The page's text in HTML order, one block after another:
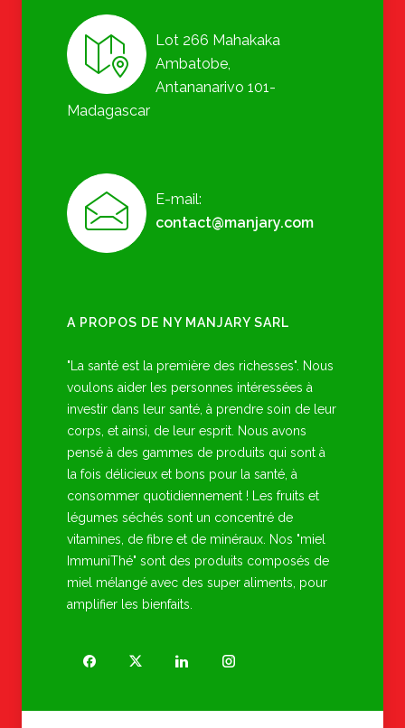
Lot 266 Mahakaka
Ambatobe,
Antananarivo 101-
Madagascar
E-mail:
contact@manjary.com
A PROPOS DE NY MANJARY SARL
"La santé est la première des richesses". Nous
voulons aider les personnes intéressées à
investir dans leur santé, à prendre soin de leur
corps, et ainsi, de leur esprit. Nous avons
pensé à des gammes de produits qui sont à
la fois délicieux et bons pour la santé, à
consommer quotidiennement ! Les fruits et
légumes séchés sont un concentré de
vitamines, de fibre et de minéraux. Nos "miel
ImmuniThé" sont des produits composés de
miel mélangé avec des super aliments, pour
amplifier les bienfaits.